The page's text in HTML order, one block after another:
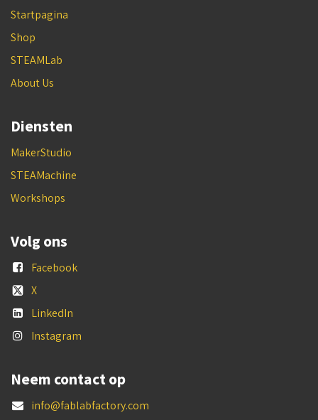
Startpagina
Shop
STEAMLab
About Us
Diensten
MakerStudio
STEAMachine
Workshops
Volg ons
Facebook
X
LinkedIn
Instagram
Neem contact op
info@fablabfactory.com